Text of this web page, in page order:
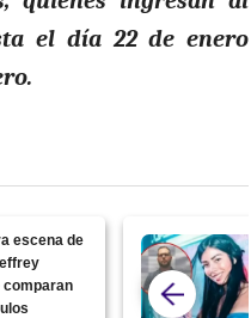
el día 22 de enero
escena de
comparan